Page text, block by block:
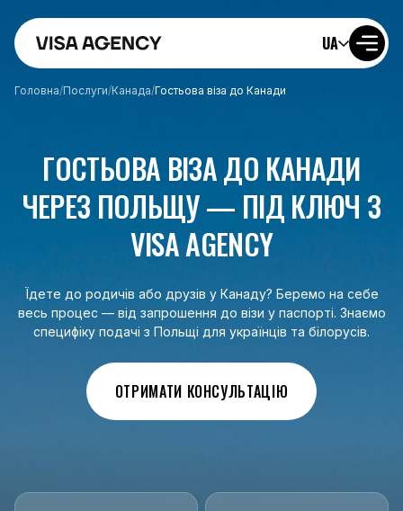
UA
Головна/Послуги/Канада/Гостьова віза до Канади
ГОСТЬОВА ВІЗА ДО КАНАДИ
ЧЕРЕЗ ПОЛЬЩУ — ПІД КЛЮЧ З
VISA AGENCY
Їдете до родичів або друзів у Канаду? Беремо на себе
весь процес — від запрошення до візи у паспорті. Знаємо
специфіку подачі з Польщі для українців та білорусів.
ОТРИМАТИ КОНСУЛЬТАЦІЮ